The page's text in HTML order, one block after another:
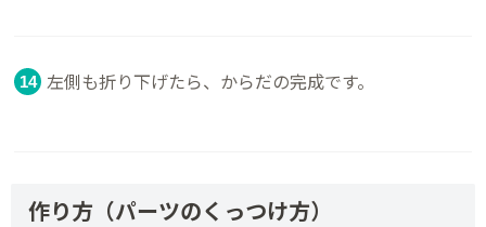
左側も折り下げたら、からだの完成です。
作り方（パーツのくっつけ方）